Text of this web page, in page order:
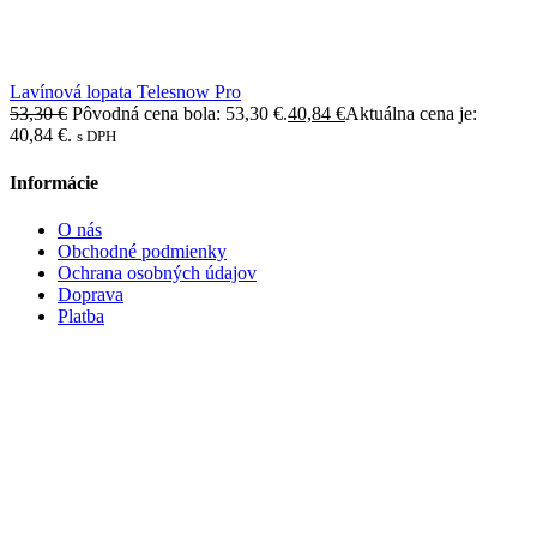
Lavínová lopata Telesnow Pro
53,30€ Pôvodná cena bola: 53,30 €.40,84 €Aktuálna cena je:
40,84 €. s DPH
Informácie
O nás
Obchodné podmienky
Ochrana osobných údajov
Doprava
Platba